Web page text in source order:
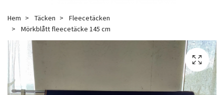
Hem Täcken
Fleecetäcken
Mörkblått fleecetäcke 145 cm